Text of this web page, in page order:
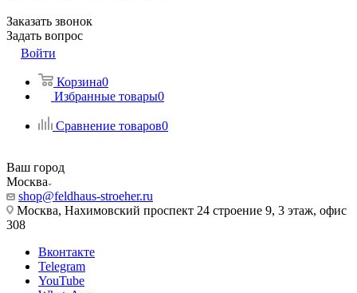
Заказать звонок
Задать вопрос
Войти
Корзина0
Избранные товары0
Сравнение товаров0
Ваш город
Москва
shop@feldhaus-stroeher.ru
Москва, Нахимовский проспект 24 строение 9, 3 этаж, офис
308
Вконтакте
Telegram
YouTube